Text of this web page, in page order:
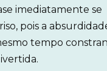
imediatamente se
pois a
tempo